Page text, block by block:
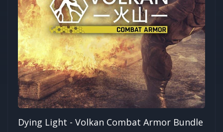
Dying Light - Volkan Combat Armor Bundle